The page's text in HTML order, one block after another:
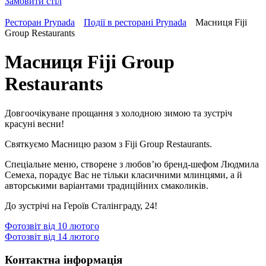
Ресторан Prynada Події в ресторані Prynada
Масниця Fiji
Group Restaurants
Масниця Fiji Group
Restaurants
Довгоочікуване прощання з холодною зимою та зустріч
красуні весни!
Святкуємо Масницю разом з Fiji Group Restaurants.
Спеціальне меню, створене з любов’ю бренд-шефом Людмила
Семеха, порадує Вас не тільки класичними млинцями, а й
авторськими варіантами традиційних смаколиків.
До зустрічі на Героїв Сталінграду, 24!
Навігація
записів
Фотозвіт від 10 лютого
Фотозвіт від 14 лютого
Контактна інформація